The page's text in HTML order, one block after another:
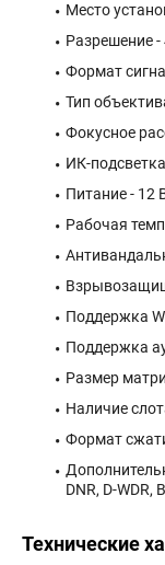
Место
Разрешение -
Формат
Тип
Фокусное
ИК-
Питание - 12
Рабочая
Поддержка
Поддержка
Размер
Наличие
Формат
DNR, D-WDR,
Технические